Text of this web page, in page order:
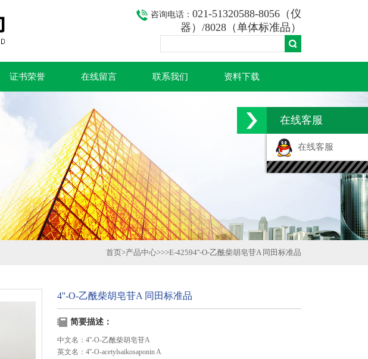
咨询电话： 021-51320588-8056（仪
器）/8028（单体标准品）
证书荣誉 在线留言 联系我们 资料下载
首页>产品中心>>>E-42594''-O-乙酰柴胡皂苷A 同田标准品
4''-O-乙酰柴胡皂苷A 同田标准品
简要描述：
中文名：4''-O-乙酰柴胡皂苷A
英文名：4''-O-acetylsaikosaponin A
在线客服
在线客服